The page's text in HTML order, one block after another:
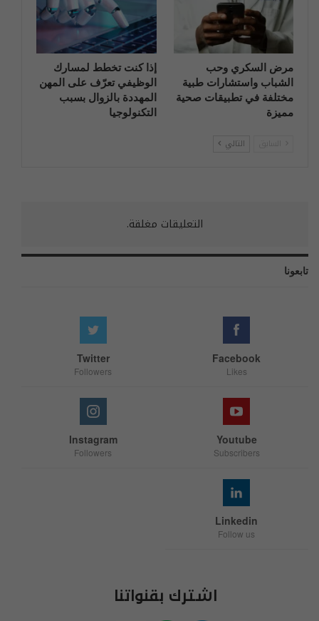
مرض السكري وحب
الشباب واستشارات طبية
مختلفة في تطبيقات صحية
مميزة
إذا كنت تخطط لمسارك
الوظيفي تعرّف على المهن
المهددة بالزوال بسبب
التكنولوجيا
التالي
التعليقات مغلقة.
تابعونا
Facebook
Likes
Twitter
Followers
Youtube
Subscribers
Instagram
Followers
Linkedin
Follow us
اشترك بقنواتنا